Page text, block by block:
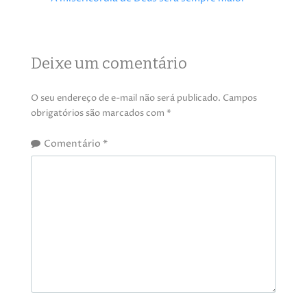
Deixe um comentário
O seu endereço de e-mail não será publicado. Campos
obrigatórios são marcados com *
Comentário *